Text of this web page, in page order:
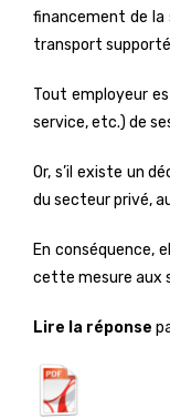
financement de la
transport
Tout employeur
service, etc.) de
Or, s’il existe un
du secteur privé,
En conséquence,
cette mesure aux
Lire la réponse